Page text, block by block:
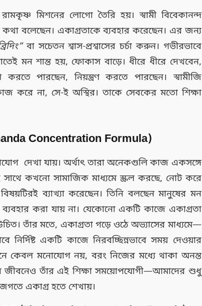
মিশনের লোগো তৈরি হয়। স্বামী বিবেকানন্দ
বলেছেন। একাগ্রতাকে ব্যবহার করেছেন। এর জন্য
বা সচেতন শ্বাস-প্রশ্বাসের চর্চা করুন। গভীরভাবে
মন শান্ত হয়, ফোকাস বাড়ে। ধীরে ধীরে দেখবেন,
পারছেন, নিয়ন্ত্রণ করতে পারছেন। স্বামীজি
করে না, সে-ই অস্থির। তাকে সেবকের মতো শিক্ষা
Concentration Formula)
দেখা যায়। অর্থাৎ তারা অনেকগুলি কাজ একসঙ্গে
কখনো সামাজিক মাধ্যমে স্ক্রল করছে, নোট করে
ব্যাখ্যা করেছেন। তিনি বলছেন মানুষের মন
করা যায় না। যেকোনো একটি কাজে একাগ্রতা
তাঁর মতে, একাগ্রতা গড়ে ওঠে অভ্যাসের মাধ্যমে—
একটি কাজে নিরবচ্ছিন্নভাবে সময় দেওয়ার
কেবল মনোযোগ নয়, বরং নিজের মধ্যে থাকা অনন্ত
জীবনেও তাঁর এই শিক্ষা সময়োপযোগী—আমাদের শুধু
একাগ্র হতে শেখায়।